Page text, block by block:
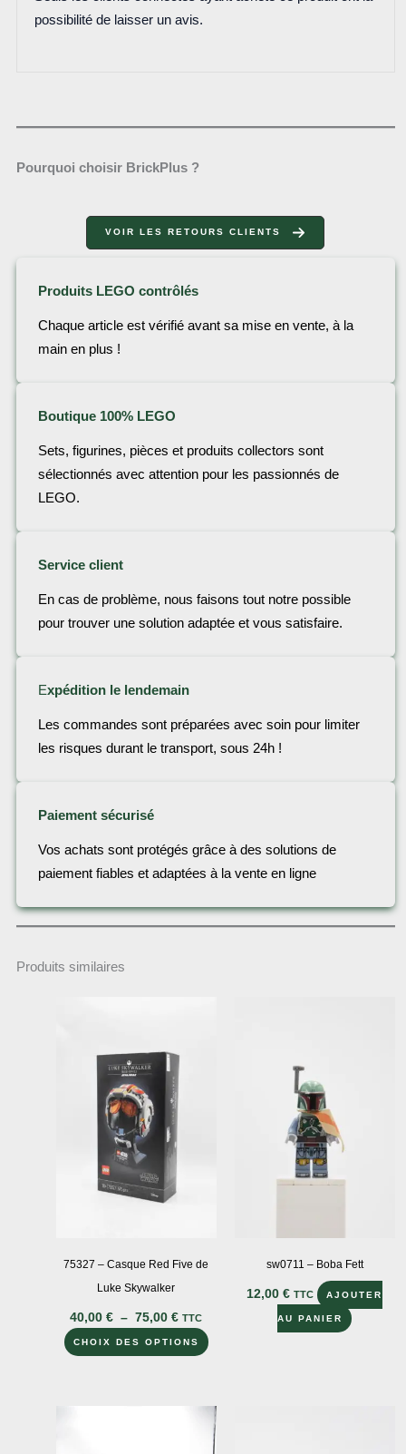
possibilité de laisser un avis.
Pourquoi choisir BrickPlus ?
VOIR LES RETOURS CLIENTS
Produits LEGO contrôlés
Chaque article est vérifié avant sa mise en vente, à la
main en plus !
Boutique 100% LEGO
Sets, figurines, pièces et produits collectors sont
sélectionnés avec attention pour les passionnés de
LEGO.
Service client
En cas de problème, nous faisons tout notre possible
pour trouver une solution adaptée et vous satisfaire.
Expédition le lendemain
Les commandes sont préparées avec soin pour limiter
les risques durant le transport, sous 24h !
Paiement sécurisé
Vos achats sont protégés grâce à des solutions de
paiement fiables et adaptées à la vente en ligne
Produits similaires
75327 – Casque Red Five de
Luke Skywalker
40,00€ – 75,00€Plage
de
prix :
40,00 €
TTC
CHOIX DES OPTIONS
Ce
plusieurs
variations.
sw0711 – Boba Fett
12,00€ TTC AJOUTER
AU PANIER